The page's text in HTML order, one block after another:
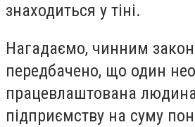
знаходиться у тіні.
Нагадаємо, чинним
передбачено, що один
працевлаштована
підприємству на суму